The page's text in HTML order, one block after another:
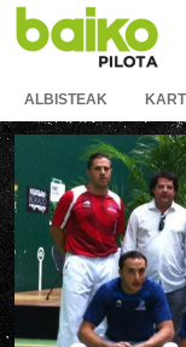
ALBISTEAK